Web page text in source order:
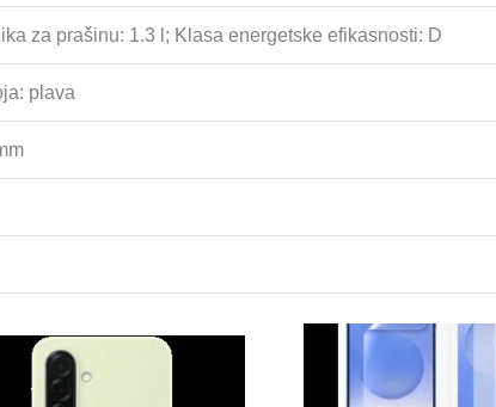
za prašinu: 1.3 l; Klasa energetske efikasnosti: D
plava